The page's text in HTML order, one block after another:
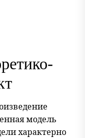
модель
характерно